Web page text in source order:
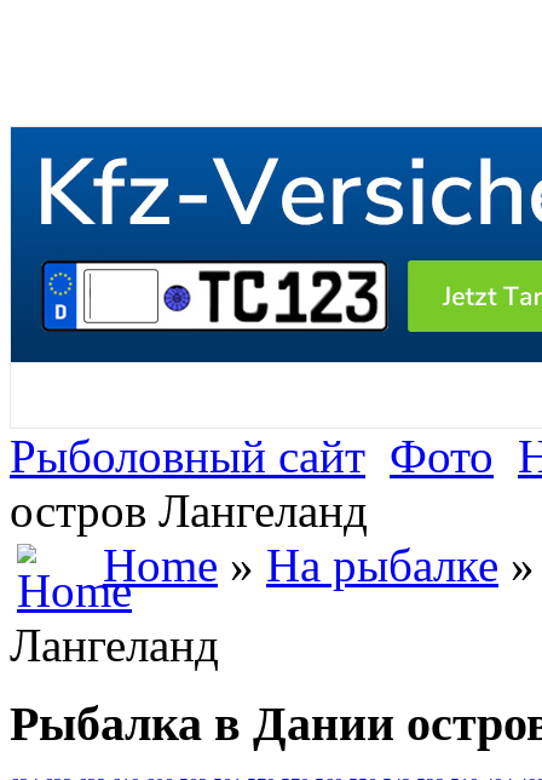
Рыболовный сайт Фото
остров Лангеланд
Home » На рыбалке
Лангеланд
Рыбалка в Дании